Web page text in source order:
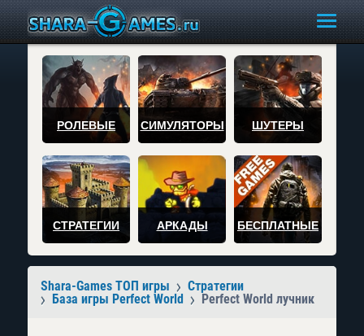
РОЛЕВЫЕ СИМУЛЯТОРЫ ШУТЕРЫ
СТРАТЕГИИ АРКАДЫ БЕСПЛАТНЫЕ
Shara-Games ТОП игры
Стратегии
База игры Perfect World
Perfect World лучник